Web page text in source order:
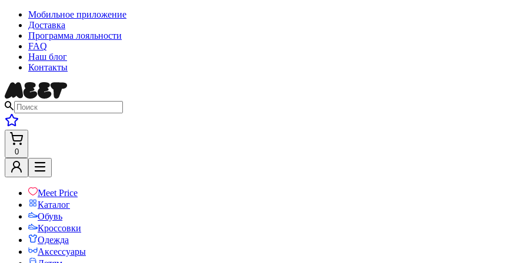
Мобильное приложение
Доставка
Программа лояльности
FAQ
Наш блог
Контакты
0
Meet Price
Каталог
Обувь
Кроссовки
Одежда
Аксессуары